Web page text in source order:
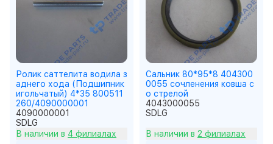
Ролик саттелита водила з
аднего хода (Подшипник
игольчатый) 4*35 800511
260/4090000001
4090000001
SDLG
В наличии в 4 филиалах
Сальник 80*95*8 404300
0055 сочленения ковша с
о стрелой
4043000055
SDLG
В наличии в 2 филиалах